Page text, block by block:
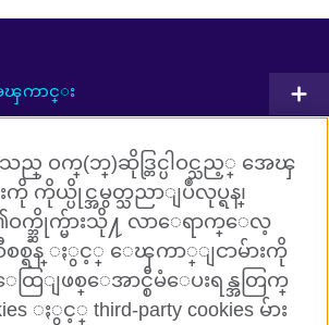
ၾကာင္း
သင္ၾကားျခင္း
က္ပါ
TikTok
ည္ ဝက္(ဘ္)ဆိုဒ္တြင္ပါဝင္သည့္ အေၾ
ကိုယ္ပိုင္အမွတ္သညာျပဳလုပ္ရန္၊
က္ဘ္ဆိုက္မ်ားသို႔ လာေရာက္ေလ့
စစ္ရန္ ႏွင့္ ေၾကာ္ျငာမ်ားကို
ျဖစ္ေအာင္စီမံေပးရန္အတြက္
ႏွင့္ third-party cookies မ်ား